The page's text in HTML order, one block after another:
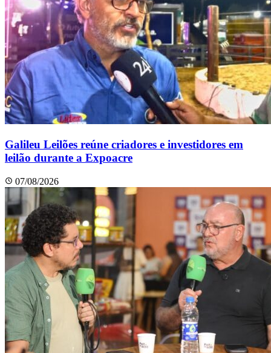
Galileu Leilões reúne criadores e investidores em
leilão durante a Expoacre
07/08/2026